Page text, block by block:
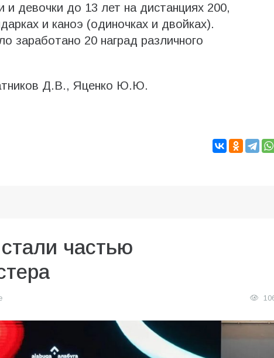
и девочки до 13 лет на дистанциях 200,
и каноэ (одиночках и двойках).
заработано 20 наград различного
Д.В., Яценко Ю.Ю.
частью